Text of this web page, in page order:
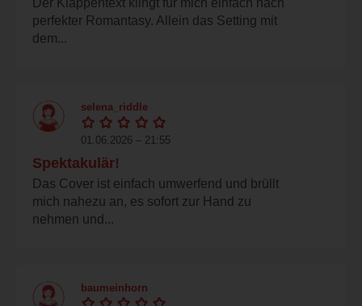
perfekter Romantasy. Allein das Setting mit
dem...
selena_riddle
01.06.2026 – 21:55
Spektakulär!
Das Cover ist einfach umwerfend und brüllt
mich nahezu an, es sofort zur Hand zu
nehmen und...
baumeinhorn